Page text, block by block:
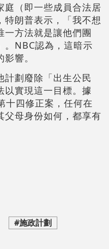
庭（即一些成員合法居
特朗普表示，「我不想
一方法就是讓他們團
。NBC認為，這暗示
響。
計劃廢除「出生公民
以實現這一目標。據
十四修正案，任何在
父母身份如何，都享有
#施政計劃